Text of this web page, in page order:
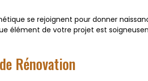
se rejoignent pour donner
élément de votre projet est
Rénovation